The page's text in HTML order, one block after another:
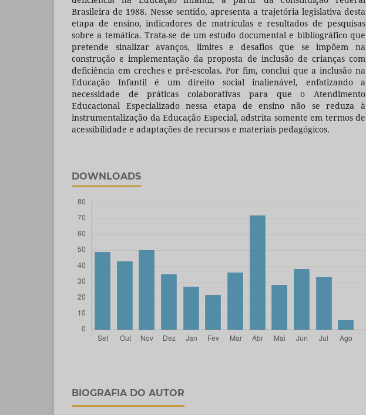
Brasileira de 1988. Nesse sentido, apresenta a trajetória legislativa desta
etapa de ensino, indicadores de matrículas e resultados de pesquisas
sobre a temática. Trata-se de um estudo documental e bibliográfico que
pretende sinalizar avanços, limites e desafios que se impõem na
construção e implementação da proposta de inclusão de crianças com
deficiência em creches e pré-escolas. Por fim, conclui que a inclusão na
Educação Infantil é um direito social inalienável, enfatizando a
necessidade de práticas colaborativas para que o Atendimento
Educacional Especializado nessa etapa de ensino não se reduza à
instrumentalização da Educação Especial, adstrita somente em termos de
acessibilidade e adaptações de recursos e materiais pedagógicos.
DOWNLOADS
BIOGRAFIA DO AUTOR